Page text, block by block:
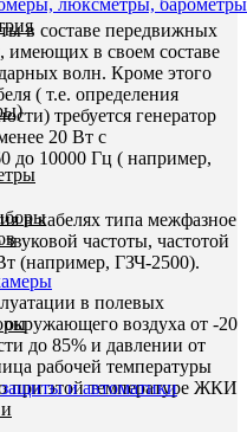
люксметры, барометры
и автоматики
в составе передвижных
имеющих в своем составе
волн. Кроме этого
( т.е. определения
требуется генератор
20 Вт с
до 10000 Гц ( например,
в кабелях типа межфазное
частоты, частотой
(например, ГЗЧ-2500).
в полевых
окружающего воздуха от -20
до 85% и давлении от
рабочей температуры
при этой температуре ЖКИ